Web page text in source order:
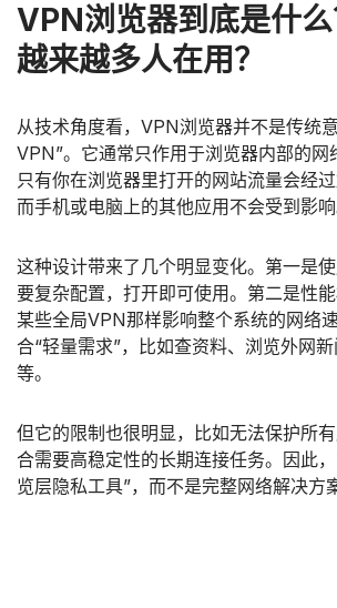
VPN浏览器到底是什
越来越多人在用？
从技术角度看，VPN浏览器并不是传统
VPN”。它通常只作用于浏览器内部的网
只有你在浏览器里打开的网站流量会经过
而手机或电脑上的其他应用不会受到影响
这种设计带来了几个明显变化。第一是
要复杂配置，打开即可使用。第二是性
某些全局VPN那样影响整个系统的网络
合“轻量需求”，比如查资料、浏览外网
等。
但它的限制也很明显，比如无法保护所
合需要高稳定性的长期连接任务。因此
览层隐私工具”，而不是完整网络解决方